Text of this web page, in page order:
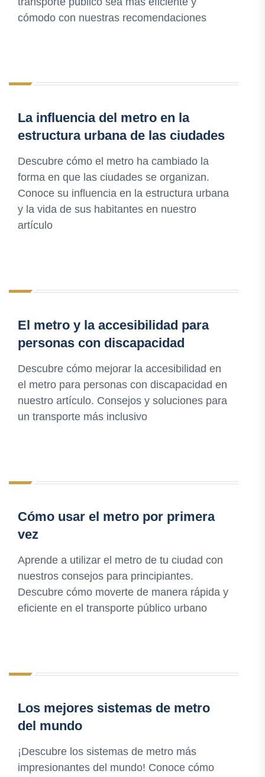
cómodo con nuestras recomendaciones
La influencia del metro en la
estructura urbana de las ciudades
Descubre cómo el metro ha cambiado la
forma en que las ciudades se organizan.
Conoce su influencia en la estructura urbana
y la vida de sus habitantes en nuestro
artículo
El metro y la accesibilidad para
personas con discapacidad
Descubre cómo mejorar la accesibilidad en
el metro para personas con discapacidad en
nuestro artículo. Consejos y soluciones para
un transporte más inclusivo
Cómo usar el metro por primera
vez
Aprende a utilizar el metro de tu ciudad con
nuestros consejos para principiantes.
Descubre cómo moverte de manera rápida y
eficiente en el transporte público urbano
Los mejores sistemas de metro
del mundo
¡Descubre los sistemas de metro más
impresionantes del mundo! Conoce cómo